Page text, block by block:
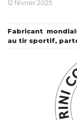
12 février 2025
Fabricant
au tir sportif,